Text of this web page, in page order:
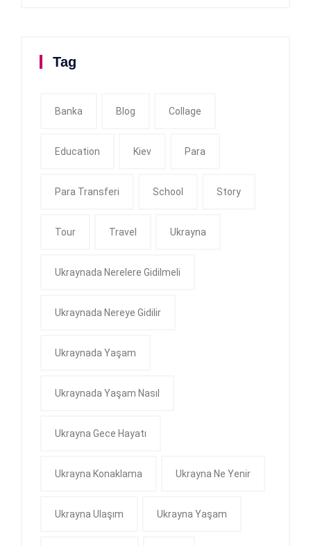
Tag
Banka Blog Collage
Education Kiev Para
Para Transferi School Story
Tour Travel Ukrayna
Ukraynada Nerelere Gidilmeli
Ukraynada Nereye Gidilir
Ukraynada Yaşam
Ukraynada Yaşam Nasıl
Ukrayna Gece Hayatı
Ukrayna Konaklama Ukrayna Ne Yenir
Ukrayna Ulaşım Ukrayna Yaşam